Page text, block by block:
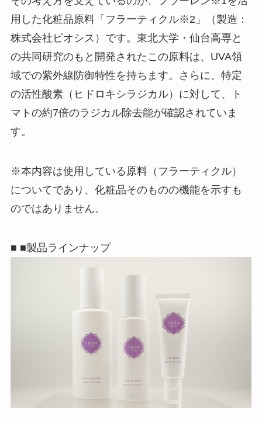
用した化粧品原料「フラーティクル※2」（製造：
株式会社ビオシス）です。東北大学・仙台高専と
の共同研究のもと開発されたこの原料は、UVA領
域での紫外線防御特性を持ちます。さらに、特定
の活性酸素（ヒドロキシラジカル）に対して、ト
マトの約7倍のラジカル除去能が確認されていま
す。
※本内容は使用している原料（フラーティクル）
についてであり、化粧品そのものの機能を示すも
のではありません。
■ ■製品ラインナップ